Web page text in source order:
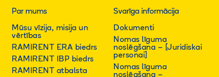
Par mums
Mūsu vīzija, misija un
vērtības
RAMIRENT ERA biedrs
RAMIRENT IBP biedrs
RAMIRENT atbalsta
Svarīga informācija
Dokumenti
Nomas līguma
noslēgšana – [Juridiskai
personai]
Nomas līguma
noslēgšana –